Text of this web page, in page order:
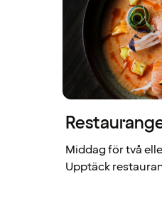
Middag för två
Upptäck